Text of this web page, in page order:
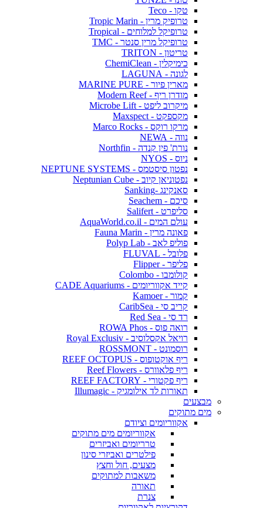
טקו - Teco
טרופיק מרין - Tropic Marin
טרופיקל למלוחים - Tropical
טרופיקל מרין סנטר - TMC
טריטון - TRITON
כימיקלין - ChemiClean
לגונה - LAGUNA
מארין פיור - MARINE PURE
מודרן ריף - Modern Reef
מיקרוב ליפט - Microbe Lift
מקספקט - Maxspect
מרקו רוקס - Marco Rocks
נווה - NEWA
נורת' פין קנדה - Northfin
ניוס - NYOS
נפטון סיסטמס - NEPTUNE SYSTEMS
נפטוניאן קיוב - Neptunian Cube
סאנקינג -Sanking
סיכם - Seachem
סליפרט - Salifert
עולם המים - AquaWorld.co.il
פאונה מרין - Fauna Marin
פוליפ לאב - Polyp Lab
פלובל - FLUVAL
פליפר - Flipper
קולומבו - Colombo
קייד אקווריומים - CADE Aquariums
קמור - Kamoer
קריב סי - CaribSea
רד סי - Red Sea
רואה פוס - ROWA Phos
רויאל אקסלוסיב - Royal Exclusiv
רוסמונט - ROSSMONT
ריף אוקטופוס - REEF OCTOPUS
ריף פלאוורס - Reef Flowers
ריף פקטורי - REEF FACTORY
תאורות לד אילומגיק - Illumagic
מבצעים
מים מתוקים
אקווריומים וציודם
אקווריומים מים מתוקים
טרריומים ואביזרים
פילטרים ואביזרי סינון
מצעים, חול וחצץ
משאבות למתוקים
תאורה
צנרת